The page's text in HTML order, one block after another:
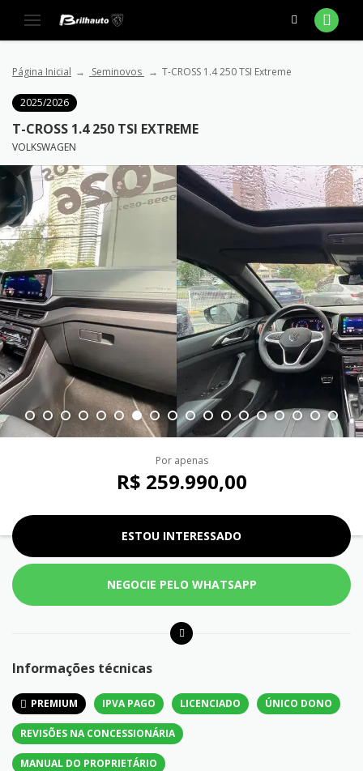
Página Inicial Seminovos T-CROSS 1.4 250 TSI Extreme
2025/2026
T-CROSS 1.4 250 TSI EXTREME
VOLKSWAGEN
Por apenas
R$ 259.990,00
ESTOU INTERESSADO
NEGOCIE PELO WHATSAPP
Informações técnicas
PREMIUM IPVA PAGO LICENCIADO ÚNICO DONO
REVISÕES NA CONCESSIONÁRIA
MANUAL DO PROPRIETÁRIO